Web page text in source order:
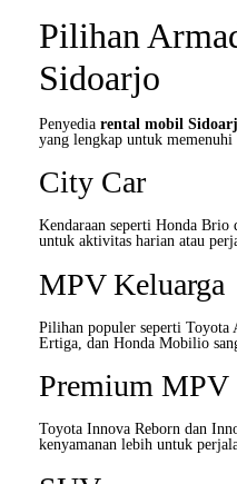
Pilihan
Sidoarjo
Penyedia rental mobil
yang lengkap untuk memenuhi
City Car
Kendaraan seperti Honda Brio
untuk aktivitas harian atau
MPV Keluarga
Pilihan populer seperti Toyota
Ertiga, dan Honda Mobilio
Premium MPV
Toyota Innova Reborn dan
kenyamanan lebih untuk